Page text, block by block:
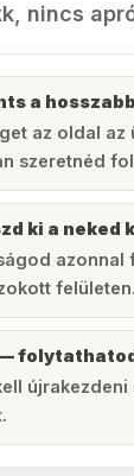
nincs
a
az oldal
szeretnéd
ki a neked
azonnal
felületen.